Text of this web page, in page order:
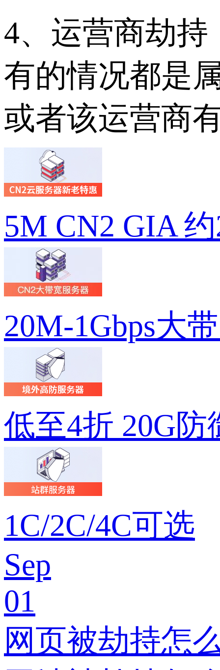
4、运营商劫
有的情况都是
或者该运营商
5M CN2 GIA
20M-1Gbps大
低至4折 20G防
1C/2C/4C可选
Sep
01
网页被劫持怎